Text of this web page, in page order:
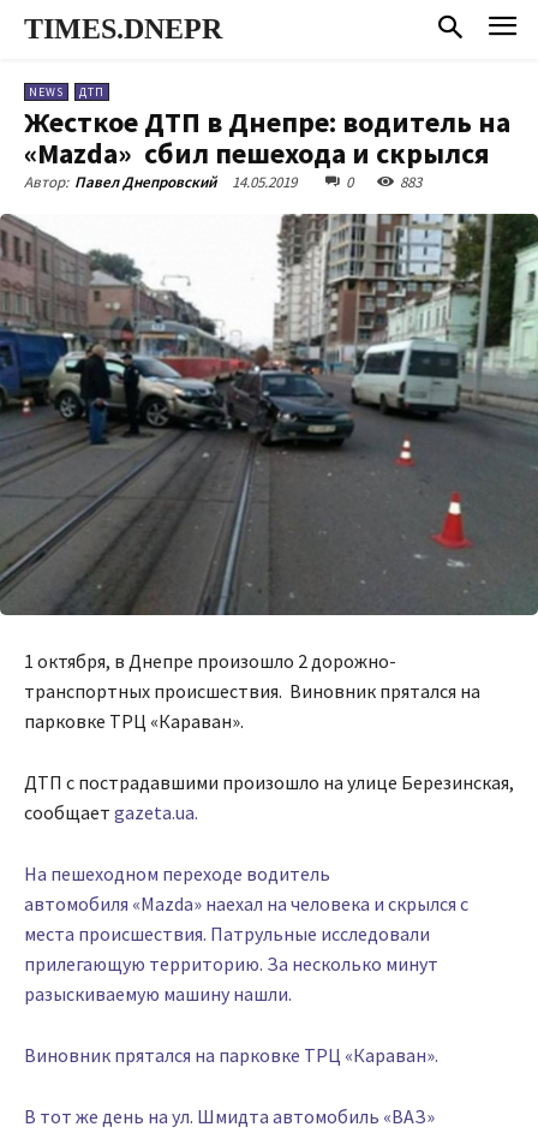
TIMES.DNEPR
NEWS ДТП
Жесткое ДТП в Днепре: водитель на
«Mazda» сбил пешехода и скрылся
Автор: Павел Днепровский 14.05.2019 0 883
1 октября, в Днепре произошло 2 дорожно-
транспортных происшествия. Виновник прятался на
парковке ТРЦ «Караван».
ДТП с пострадавшими произошло на улице Березинская,
сообщает gazeta.ua.
На пешеходном переходе водитель
автомобиля «Mazda» наехал на человека и скрылся с
места происшествия. Патрульные исследовали
прилегающую территорию. За несколько минут
разыскиваемую машину нашли.
Виновник прятался на парковке ТРЦ «Караван».
В тот же день на ул. Шмидта автомобиль «ВАЗ»